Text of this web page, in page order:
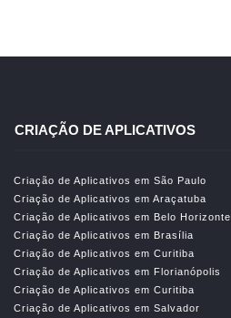
CRIAÇÃO DE APLICATIVOS
Criação de Aplicativos em São Paulo
Criação de Aplicativos em Araçatuba
Criação de Aplicativos em Belo Horizonte
Criação de Aplicativos em Brasília
Criação de Aplicativos em Curitiba
Criação de Aplicativos em Florianópolis
Criação de Aplicativos em Curitiba
Criação de Aplicativos em Salvador